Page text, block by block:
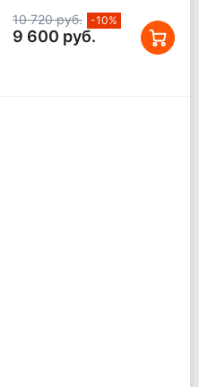
10 720 руб. -10%
9 600 руб.